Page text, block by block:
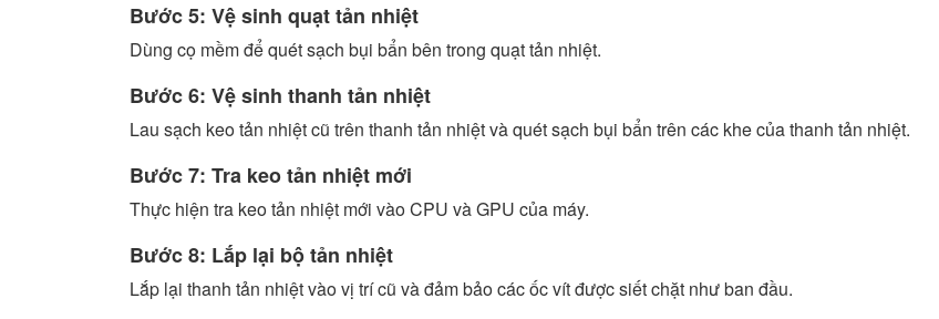
Bước 5: Vệ sinh quạt tản nhiệt
Dùng cọ mềm để quét sạch bụi bẩn bên trong quạt tản nhiệt.
Bước 6: Vệ sinh thanh tản nhiệt
Lau sạch keo tản nhiệt cũ trên thanh tản nhiệt và quét sạch bụi bẩn trên các khe của thanh tản nhiệt.
Bước 7: Tra keo tản nhiệt mới
Thực hiện tra keo tản nhiệt mới vào CPU và GPU của máy.
Bước 8: Lắp lại bộ tản nhiệt
Lắp lại thanh tản nhiệt vào vị trí cũ và đảm bảo các ốc vít được siết chặt như ban đầu.